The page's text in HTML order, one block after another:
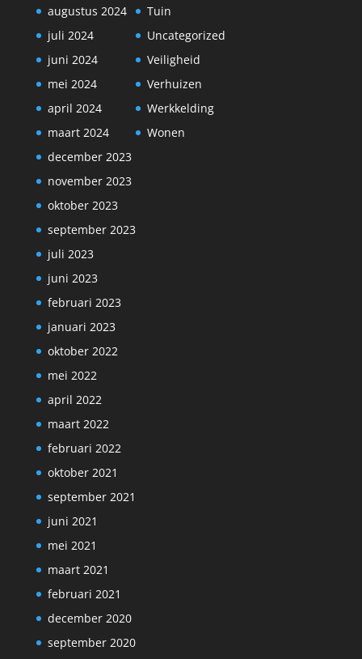
augustus 2024
juli 2024
juni 2024
mei 2024
april 2024
maart 2024
december 2023
november 2023
oktober 2023
september 2023
juli 2023
juni 2023
februari 2023
januari 2023
oktober 2022
mei 2022
april 2022
maart 2022
februari 2022
oktober 2021
september 2021
juni 2021
mei 2021
maart 2021
februari 2021
december 2020
september 2020
Tuin
Uncategorized
Veiligheid
Verhuizen
Werkkelding
Wonen